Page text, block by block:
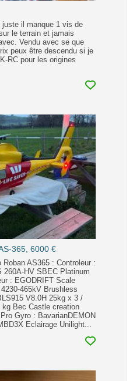
il manque 1 vis de
le terrain et jamais
Vendu avec se que
peux être descendu si je
RC pour les origines
365, 6000 €
AS365 : Controleur :
260A-HV SBEC Platinum
: EGODRIFT Scale
465kV Brushless
V8.0H 25kg x 3 /
Bec Castle creation
Gyro : BavarianDEMON
Eclairage Unilight...